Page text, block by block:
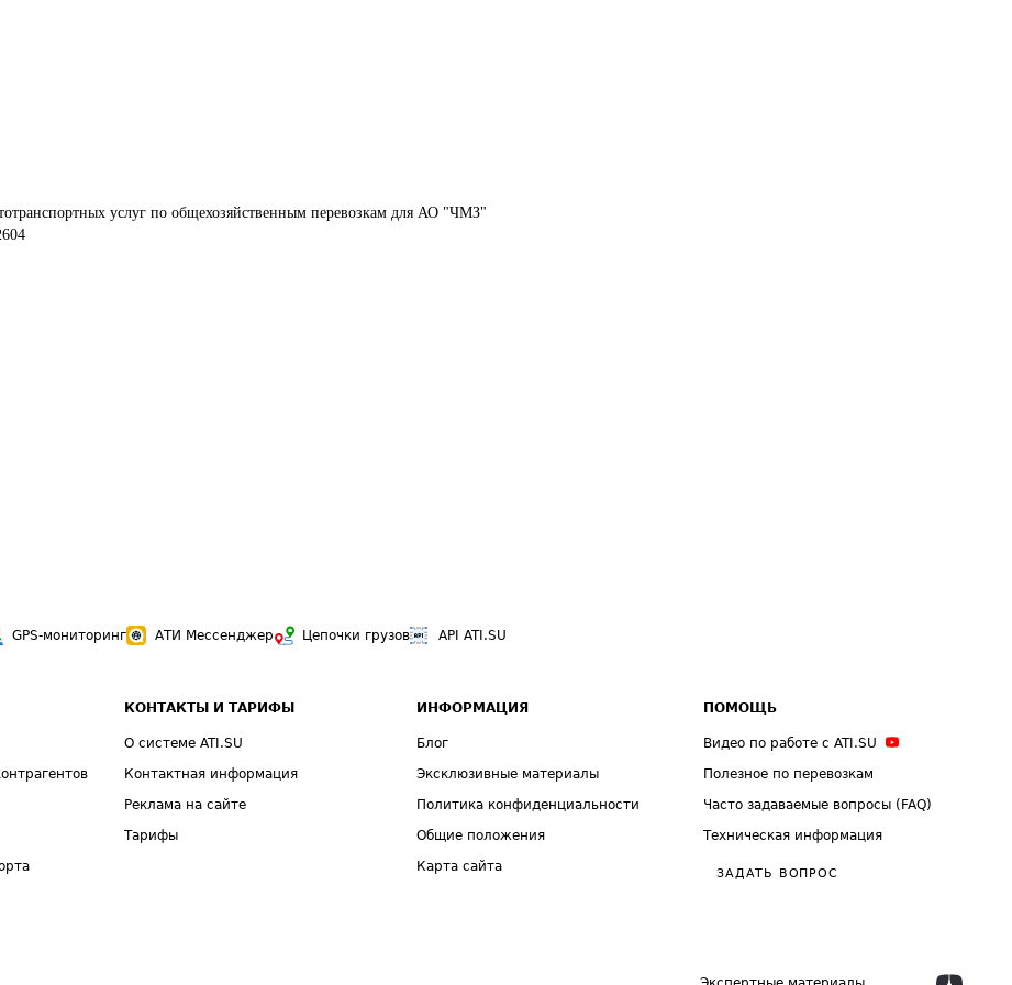
услуг по общехозяйственным перевозкам для АО "ЧМЗ"
GPS-мониторинг АТИ Мессенджер Цепочки грузов API ATI.SU
КОНТАКТЫ И ТАРИФЫ
О системе ATI.SU
Контактная информация
Реклама на сайте
Тарифы
ИНФОРМАЦИЯ
Блог
Эксклюзивные материалы
Политика конфиденциальности
Общие положения
Карта сайта
ПОМОЩЬ
Видео по работе с ATI.SU
Полезное по перевозкам
Часто задаваемые вопросы (FAQ)
Техническая информация
ЗАДАТЬ ВОПРОС